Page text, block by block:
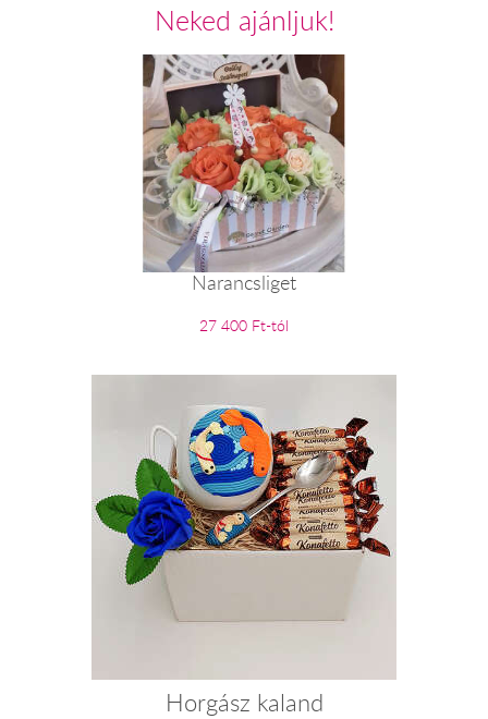
Neked ajánljuk!
Narancsliget
27 400 Ft-tól
Horgász kaland